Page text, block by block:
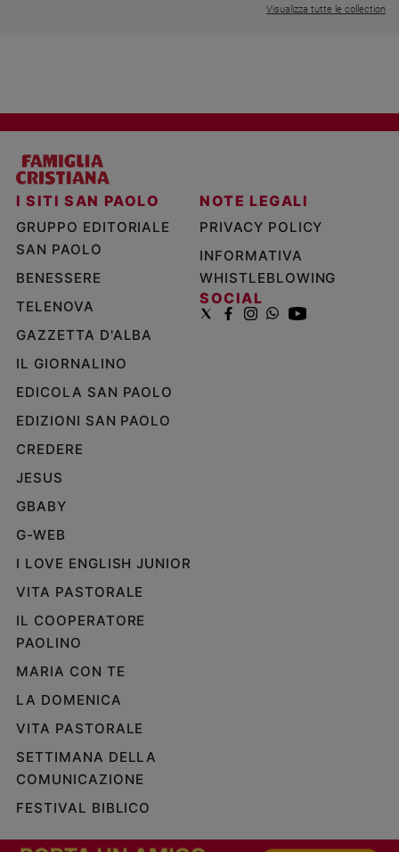
Visualizza tutte le collection
I SITI SAN PAOLO
GRUPPO EDITORIALE
SAN PAOLO
BENESSERE
TELENOVA
GAZZETTA D'ALBA
IL GIORNALINO
EDICOLA SAN PAOLO
EDIZIONI SAN PAOLO
CREDERE
JESUS
GBABY
G-WEB
I LOVE ENGLISH JUNIOR
VITA PASTORALE
IL COOPERATORE
PAOLINO
MARIA CON TE
LA DOMENICA
VITA PASTORALE
SETTIMANA DELLA
COMUNICAZIONE
FESTIVAL BIBLICO
NOTE LEGALI
PRIVACY POLICY
INFORMATIVA
WHISTLEBLOWING
SOCIAL